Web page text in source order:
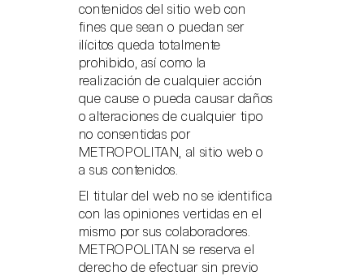
contenidos del sitio web con
fines que sean o puedan ser
ilícitos queda totalmente
prohibido, así como la
realización de cualquier acción
que cause o pueda causar daños
o alteraciones de cualquier tipo
no consentidas por
METROPOLITAN, al sitio web o
a sus contenidos.
El titular del web no se identifica
con las opiniones vertidas en el
mismo por sus colaboradores.
METROPOLITAN se reserva el
derecho de efectuar sin previo